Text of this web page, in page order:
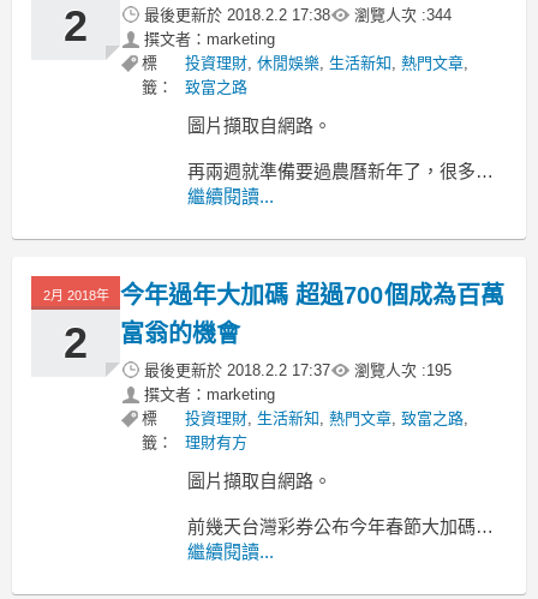
搭上最夯的虛擬貨幣趨勢，日本色情網
站也與區
2 最後更新於 2018.2.2 17:38 瀏覽人次 :344
撰文者：marketing
標
籤：
投資理財,休閒娛樂,生活新知 ,熱門文章,
致富之路
圖片擷取自網路。
再兩週就準備要過農曆新年了，很多人
都選擇在春節連假時候出國玩，據易遊
由日本東京獲得第一名。
從去年後半年開始，日幣不斷貶值，讓
日本旅遊的熱門度爆表，除了東京之
外，前十名裡就有六名被日本包辦了，
像是大阪排名3、北海道
繼續閱讀...
2月 2018年
2
今年過年大加碼 超過700個成為百萬
富翁的機會
最後更新於 2018.2.2 17:37 瀏覽人次 :195
撰文者：marketing
標
籤：
投資理財,生活新知 ,熱門文章,致富之路,
理財有方
圖片擷取自網路。
前幾天台灣彩券公布今年春節大加碼，
大樂透從除夕到週五連續6天，天天開
繼續閱讀...